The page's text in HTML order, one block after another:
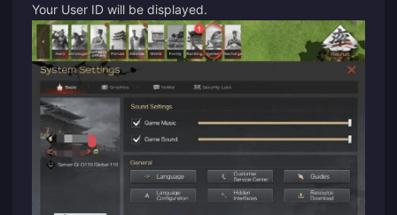
Your User ID will be displayed.